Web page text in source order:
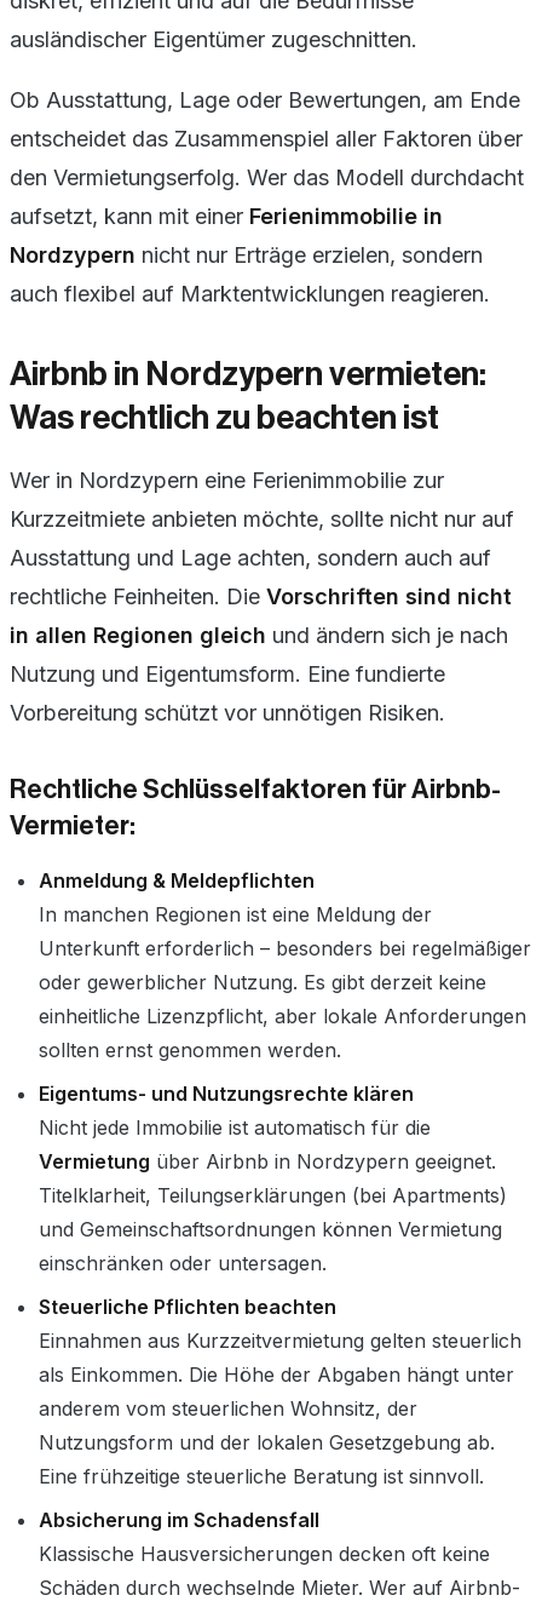
ausländischer Eigentümer zugeschnitten.
Ob Ausstattung, Lage oder Bewertungen, am Ende
entscheidet das Zusammenspiel aller Faktoren über
den Vermietungserfolg. Wer das Modell durchdacht
aufsetzt, kann mit einer Ferienimmobilie in
Nordzypern nicht nur Erträge erzielen, sondern
auch flexibel auf Marktentwicklungen reagieren.
Airbnb in Nordzypern vermieten:
Was rechtlich zu beachten ist
Wer in Nordzypern eine Ferienimmobilie zur
Kurzzeitmiete anbieten möchte, sollte nicht nur auf
Ausstattung und Lage achten, sondern auch auf
rechtliche Feinheiten. Die Vorschriften sind nicht
in allen Regionen gleich und ändern sich je nach
Nutzung und Eigentumsform. Eine fundierte
Vorbereitung schützt vor unnötigen Risiken.
Rechtliche Schlüsselfaktoren für Airbnb-
Vermieter:
Anmeldung & Meldepflichten
In manchen Regionen ist eine Meldung der
Unterkunft erforderlich – besonders bei regelmäßiger
oder gewerblicher Nutzung. Es gibt derzeit keine
einheitliche Lizenzpflicht, aber lokale Anforderungen
sollten ernst genommen werden.
Eigentums- und Nutzungsrechte klären
Nicht jede Immobilie ist automatisch für die
Vermietung über Airbnb in Nordzypern geeignet.
Titelklarheit, Teilungserklärungen (bei Apartments)
und Gemeinschaftsordnungen können Vermietung
einschränken oder untersagen.
Steuerliche Pflichten beachten
Einnahmen aus Kurzzeitvermietung gelten steuerlich
als Einkommen. Die Höhe der Abgaben hängt unter
anderem vom steuerlichen Wohnsitz, der
Nutzungsform und der lokalen Gesetzgebung ab.
Eine frühzeitige steuerliche Beratung ist sinnvoll.
Absicherung im Schadensfall
Klassische Hausversicherungen decken oft keine
Schäden durch wechselnde Mieter. Wer auf Airbnb-